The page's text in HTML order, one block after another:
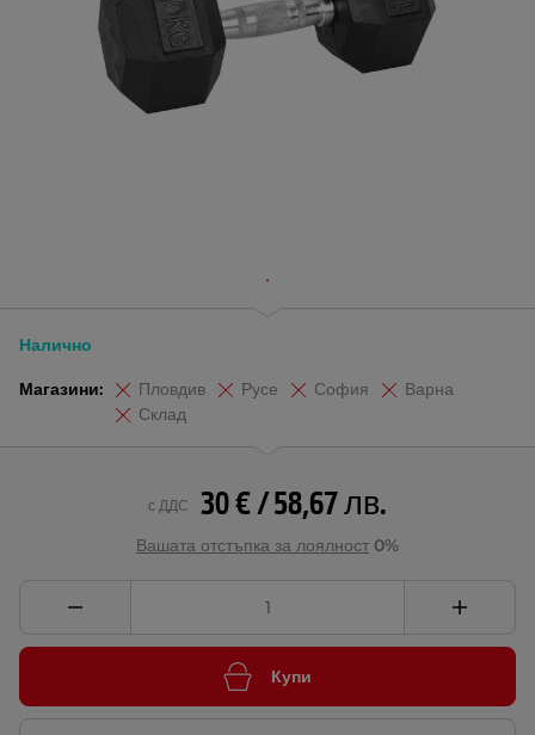
Налично
Магазини: Пловдив Русе София
Варна
Склад
30 € / 58,67 лв.
с ДДС
Вашата отстъпка за лоялност 0%
Купи